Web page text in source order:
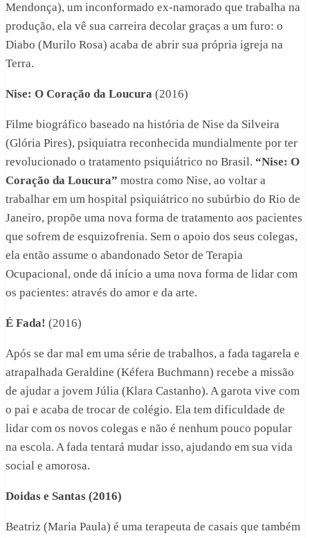
Mendonça), um inconformado ex-namorado que trabalha na
produção, ela vê sua carreira decolar graças a um furo: o
Diabo (Murilo Rosa) acaba de abrir sua própria igreja na
Terra.
Nise: O Coração da Loucura (2016)
Filme biográfico baseado na história de Nise da Silveira
(Glória Pires), psiquiatra reconhecida mundialmente por ter
revolucionado o tratamento psiquiátrico no Brasil. “Nise: O
Coração da Loucura” mostra como Nise, ao voltar a
trabalhar em um hospital psiquiátrico no subúrbio do Rio de
Janeiro, propõe uma nova forma de tratamento aos pacientes
que sofrem de esquizofrenia. Sem o apoio dos seus colegas,
ela então assume o abandonado Setor de Terapia
Ocupacional, onde dá início a uma nova forma de lidar com
os pacientes: através do amor e da arte.
É Fada! (2016)
Após se dar mal em uma série de trabalhos, a fada tagarela e
atrapalhada Geraldine (Kéfera Buchmann) recebe a missão
de ajudar a jovem Júlia (Klara Castanho). A garota vive com
o pai e acaba de trocar de colégio. Ela tem dificuldade de
lidar com os novos colegas e não é nenhum pouco popular
na escola. A fada tentará mudar isso, ajudando em sua vida
social e amorosa.
Doidas e Santas (2016)
Beatriz (Maria Paula) é uma terapeuta de casais que também